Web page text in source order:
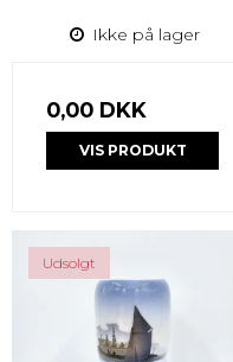
Ikke på lager
0,00 DKK
VIS PRODUKT
Udsolgt